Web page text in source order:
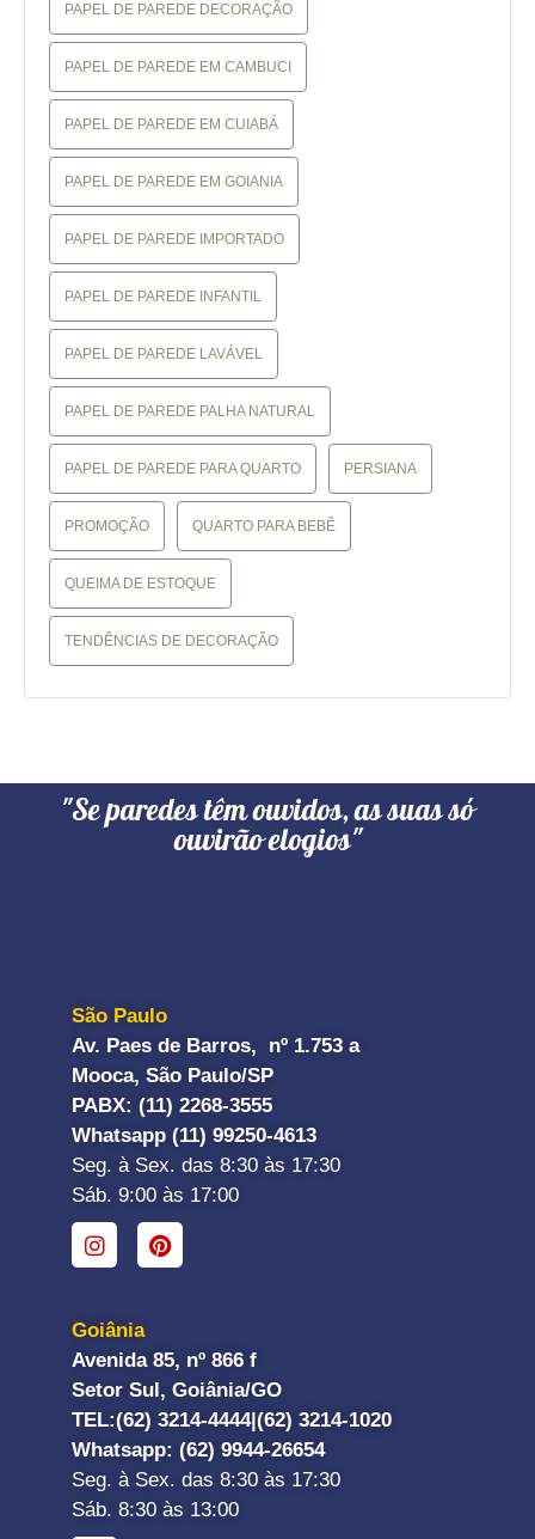
PAPEL DE PAREDE DECORAÇÃO
PAPEL DE PAREDE EM CAMBUCI
PAPEL DE PAREDE EM CUIABÁ
PAPEL DE PAREDE EM GOIANIA
PAPEL DE PAREDE IMPORTADO
PAPEL DE PAREDE INFANTIL
PAPEL DE PAREDE LAVÁVEL
PAPEL DE PAREDE PALHA NATURAL
PAPEL DE PAREDE PARA QUARTO PERSIANA
PROMOÇÃO QUARTO PARA BEBÊ
QUEIMA DE ESTOQUE
TENDÊNCIAS DE DECORAÇÃO
"Se paredes têm ouvidos, as suas só
ouvirão elogios"
São Paulo
Av. Paes de Barros, nº 1.753 a
Mooca, São Paulo/SP
PABX: (11) 2268-3555
Whatsapp (11) 99250-4613
Seg. à Sex. das 8:30 às 17:30
Sáb. 9:00 às 17:00
Goiânia
Avenida 85, nº 866 f
Setor Sul, Goiânia/GO
TEL:(62) 3214-4444| (62) 3214-1020
Whatsapp: (62) 9944-26654
Seg. à Sex. das 8:30 às 17:30
Sáb. 8:30 às 13:00